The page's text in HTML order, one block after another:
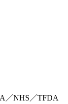
／NHS／TFDA